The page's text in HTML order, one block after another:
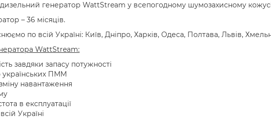
генератор WattStream у всепогодному шумозахисному
– 36 місяців.
по всій Україні: Київ, Дніпро, Харків, Одеса, Полтава, Львів,
WattStream:
завдяки запасу потужності
українських ПММ
навантаження
в експлуатації
Україні